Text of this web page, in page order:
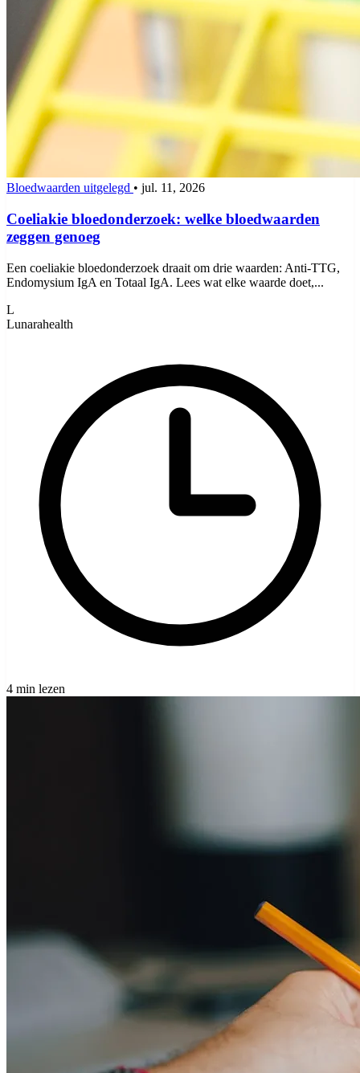
Bloedwaarden uitgelegd • jul. 11, 2026
Coeliakie bloedonderzoek: welke bloedwaarden
zeggen genoeg
Een coeliakie bloedonderzoek draait om drie waarden: Anti-TTG,
Endomysium IgA en Totaal IgA. Lees wat elke waarde doet,...
L
Lunarahealth
4 min lezen